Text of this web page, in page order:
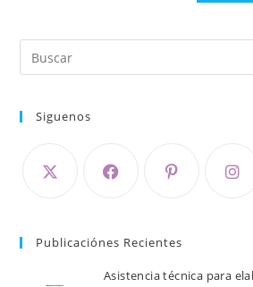
Siguenos
Publicaciónes Recientes
Asistencia técnica para